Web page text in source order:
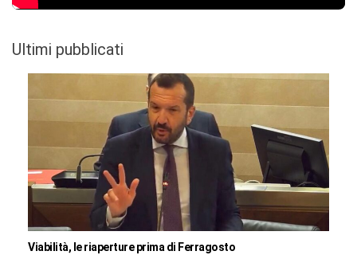
Ultimi pubblicati
Viabilità, le riaperture prima di Ferragosto